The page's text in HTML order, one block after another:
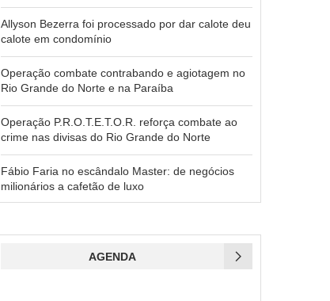
Allyson Bezerra foi processado por dar calote deu
calote em condomínio
Operação combate contrabando e agiotagem no
Rio Grande do Norte e na Paraíba
Operação P.R.O.T.E.T.O.R. reforça combate ao
crime nas divisas do Rio Grande do Norte
Fábio Faria no escândalo Master: de negócios
milionários a cafetão de luxo
AGENDA